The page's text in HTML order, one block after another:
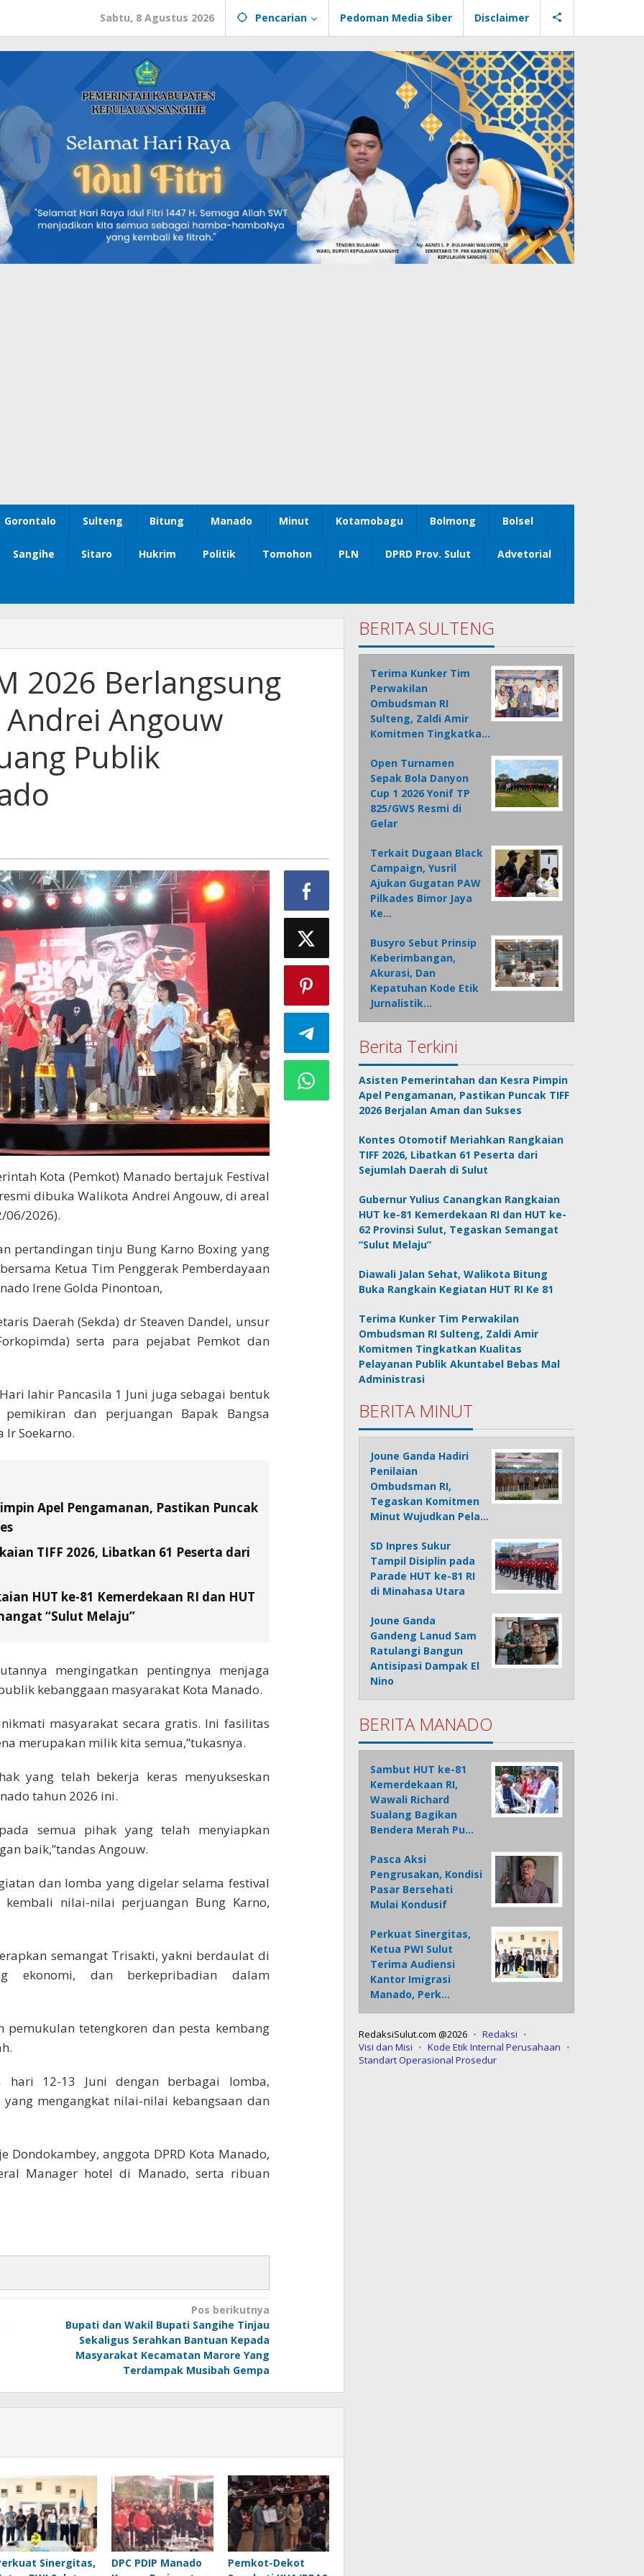
Sabtu, 8 Agustus 2026 Pencarian Pedoman Media Siber Disclaimer
Gorontalo Sulteng Bitung Manado Minut Kotamobagu Bolmong Bolsel
Sangihe Sitaro Hukrim Politik Tomohon PLN DPRD Prov. Sulut Advetorial
2026 Berlangsung
Angouw
Publik
Kota (Pemkot) Manado bertajuk Festival
dibuka Walikota Andrei Angouw, di areal
06/2026).
pertandingan tinju Bung Karno Boxing yang
Ketua Tim Penggerak Pemberdayaan
Irene Golda Pinontoan,
Daerah (Sekda) dr Steaven Dandel, unsur
serta para pejabat Pemkot dan
lahir Pancasila 1 Juni juga sebagai bentuk
dan perjuangan Bapak Bangsa
Ir Soekarno.
Apel Pengamanan, Pastikan Puncak
TIFF 2026, Libatkan 61 Peserta dari
HUT ke-81 Kemerdekaan RI dan HUT
“Sulut Melaju”
mengingatkan pentingnya menjaga
kebanggaan masyarakat Kota Manado.
masyarakat secara gratis. Ini fasilitas
merupakan milik kita semua,”tukasnya.
yang telah bekerja keras menyukseskan
tahun 2026 ini.
semua pihak yang telah menyiapkan
baik,”tandas Angouw.
dan lomba yang digelar selama festival
nilai-nilai perjuangan Bung Karno,
semangat Trisakti, yakni berdaulat di
dan berkepribadian dalam
pemukulan tetengkoren dan pesta kembang
hari 12-13 Juni dengan berbagai lomba,
mengangkat nilai-nilai kebangsaan dan
Dondokambey, anggota DPRD Kota Manado,
Manager hotel di Manado, serta ribuan
Pos berikutnya
Bupati dan Wakil Bupati Sangihe Tinjau
Sekaligus Serahkan Bantuan Kepada
Masyarakat Kecamatan Marore Yang
Terdampak Musibah Gempa
Sinergitas,
DPC PDIP Manado
Pemkot-Dekot
BERITA SULTENG
Terima Kunker Tim
Perwakilan
Ombudsman RI
Sulteng, Zaldi Amir
Komitmen Tingkatka…
Open Turnamen
Sepak Bola Danyon
Cup 1 2026 Yonif TP
825/GWS Resmi di
Gelar
Terkait Dugaan Black
Campaign, Yusril
Ajukan Gugatan PAW
Pilkades Bimor Jaya
Ke…
Busyro Sebut Prinsip
Keberimbangan,
Akurasi, Dan
Kepatuhan Kode Etik
Jurnalistik…
Berita Terkini
Asisten Pemerintahan dan Kesra Pimpin
Apel Pengamanan, Pastikan Puncak TIFF
2026 Berjalan Aman dan Sukses
Kontes Otomotif Meriahkan Rangkaian
TIFF 2026, Libatkan 61 Peserta dari
Sejumlah Daerah di Sulut
Gubernur Yulius Canangkan Rangkaian
HUT ke-81 Kemerdekaan RI dan HUT ke-
62 Provinsi Sulut, Tegaskan Semangat
“Sulut Melaju”
Diawali Jalan Sehat, Walikota Bitung
Buka Rangkain Kegiatan HUT RI Ke 81
Terima Kunker Tim Perwakilan
Ombudsman RI Sulteng, Zaldi Amir
Komitmen Tingkatkan Kualitas
Pelayanan Publik Akuntabel Bebas Mal
Administrasi
BERITA MINUT
Joune Ganda Hadiri
Penilaian
Ombudsman RI,
Tegaskan Komitmen
Minut Wujudkan Pela…
SD Inpres Sukur
Tampil Disiplin pada
Parade HUT ke-81 RI
di Minahasa Utara
Joune Ganda
Gandeng Lanud Sam
Ratulangi Bangun
Antisipasi Dampak El
Nino
BERITA MANADO
Sambut HUT ke-81
Kemerdekaan RI,
Wawali Richard
Sualang Bagikan
Bendera Merah Pu…
Pasca Aksi
Pengrusakan, Kondisi
Pasar Bersehati
Mulai Kondusif
Perkuat Sinergitas,
Ketua PWI Sulut
Terima Audiensi
Kantor Imigrasi
Manado, Perk…
RedaksiSulut.com @2026
Redaksi
Visi dan Misi
Kode Etik Internal Perusahaan
Standart Operasional Prosedur